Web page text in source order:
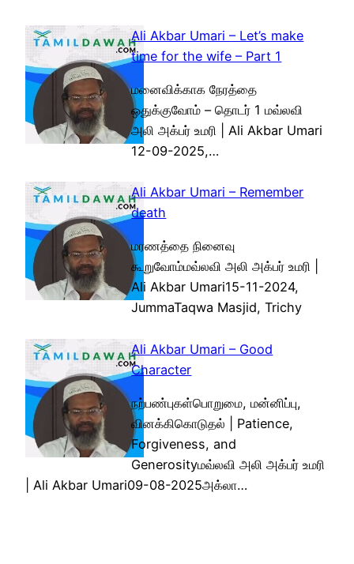
Ali Akbar Umari – Let’s make
time for the wife – Part 1
மனைவிக்காக நேரத்தை
ஒதுக்குவோம் – தொடர் 1 மவ்லவி
அலி அக்பர் உமரி | Ali Akbar Umari
12-09-2025,…
Ali Akbar Umari – Remember
death
மரணத்தை நினைவு
கூறுவோம்மவ்லவி அலி அக்பர் உமரி |
Ali Akbar Umari15-11-2024,
JummaTaqwa Masjid, Trichy
Ali Akbar Umari – Good
Character
நற்பண்புகள்பொறுமை, மன்னிப்பு,
வினக்கிகொடுதல் | Patience,
Forgiveness, and
Generosityமவ்லவி அலி அக்பர் உமரி
| Ali Akbar Umari09-08-2025அக்லா…